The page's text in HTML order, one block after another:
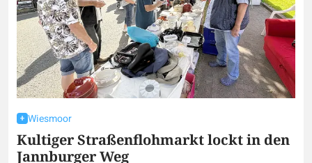
Wiesmoor
Kultiger Straßenflohmarkt lockt in den
Jannburger Weg